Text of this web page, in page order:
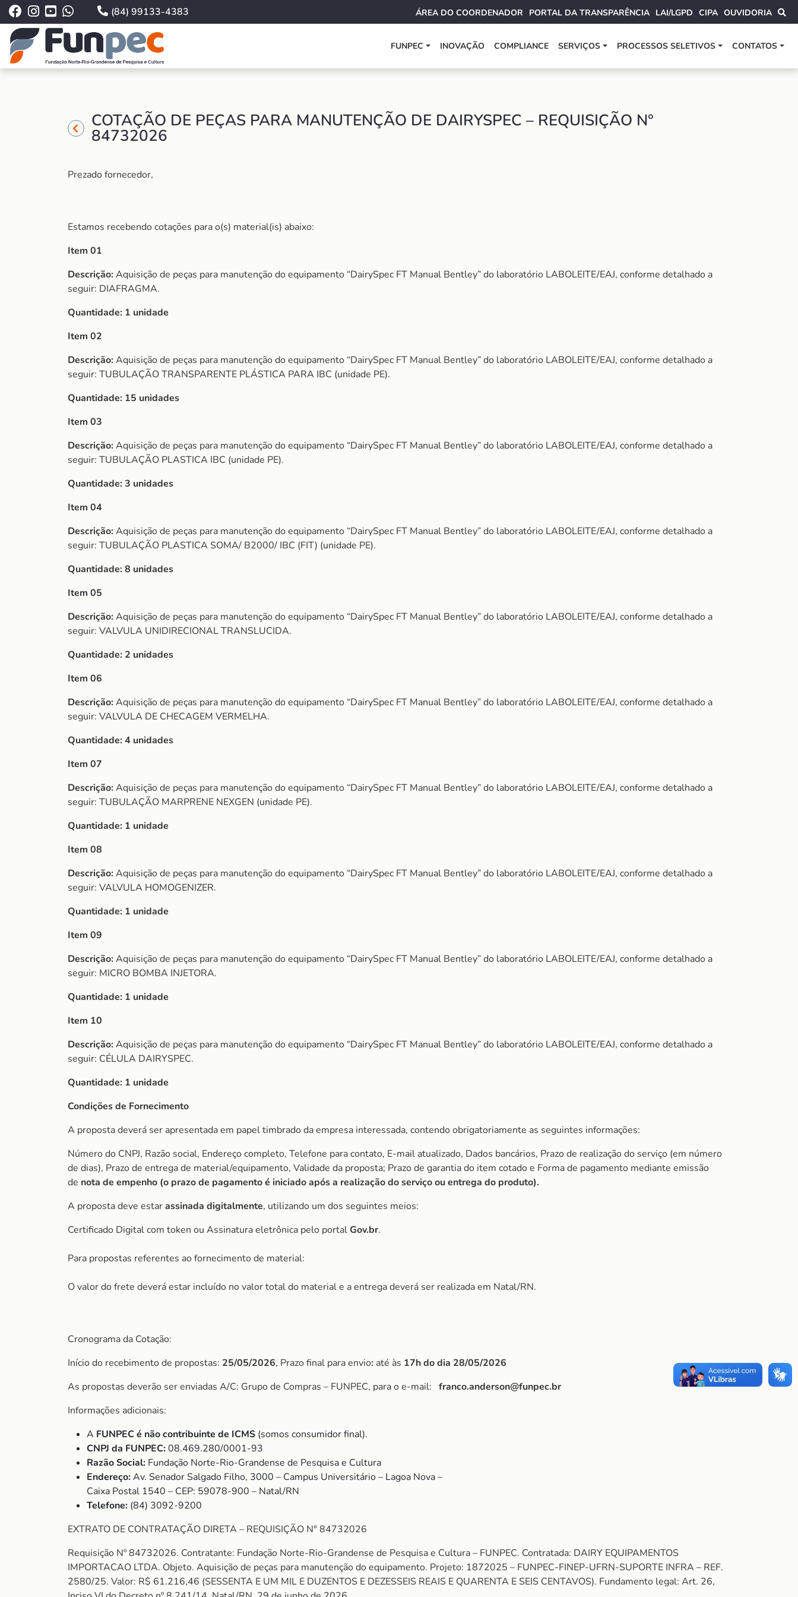
(84) 99133-4383 ÁREA DO COORDENADOR PORTAL DA TRANSPARÊNCIA LAI/LGPD CIPA OUVIDORIA
FUNPEC INOVAÇÃO COMPLIANCE SERVIÇOS PROCESSOS SELETIVOS CONTATOS
COTAÇÃO DE PEÇAS PARA MANUTENÇÃO DE DAIRYSPEC – REQUISIÇÃO N°
84732026
Prezado fornecedor,
Estamos recebendo cotações para o(s) material(is) abaixo:
Item 01
Descrição:Aquisição de peças para manutenção do equipamento “DairySpec FT Manual Bentley” do laboratório LABOLEITE/EAJ, conforme detalhado a
seguir: DIAFRAGMA.
Quantidade: 1 unidade
Item 02
Descrição:Aquisição de peças para manutenção do equipamento “DairySpec FT Manual Bentley” do laboratório LABOLEITE/EAJ, conforme detalhado a
seguir: TUBULAÇÃO TRANSPARENTE PLÁSTICA PARA IBC (unidade PE).
Quantidade: 15 unidades
Item 03
Descrição:Aquisição de peças para manutenção do equipamento “DairySpec FT Manual Bentley” do laboratório LABOLEITE/EAJ, conforme detalhado a
seguir: TUBULAÇÃO PLASTICA IBC (unidade PE).
Quantidade:3 unidades
Item 04
Descrição:Aquisição de peças para manutenção do equipamento “DairySpec FT Manual Bentley” do laboratório LABOLEITE/EAJ, conforme detalhado a
seguir: TUBULAÇÃO PLASTICA SOMA/ B2000/ IBC (FIT) (unidade PE).
Quantidade:8 unidades
Item 05
Descrição:Aquisição de peças para manutenção do equipamento “DairySpec FT Manual Bentley” do laboratório LABOLEITE/EAJ, conforme detalhado a
seguir: VALVULA UNIDIRECIONAL TRANSLUCIDA.
Quantidade: 2 unidades
Item 06
Descrição:Aquisição de peças para manutenção do equipamento “DairySpec FT Manual Bentley” do laboratório LABOLEITE/EAJ, conforme detalhado a
seguir: VALVULA DE CHECAGEM VERMELHA.
Quantidade:4 unidades
Item 07
Descrição:Aquisição de peças para manutenção do equipamento “DairySpec FT Manual Bentley” do laboratório LABOLEITE/EAJ, conforme detalhado a
seguir: TUBULAÇÃO MARPRENE NEXGEN (unidade PE).
Quantidade: 1 unidade
Item 08
Descrição:Aquisição de peças para manutenção do equipamento “DairySpec FT Manual Bentley” do laboratório LABOLEITE/EAJ, conforme detalhado a
seguir: VALVULA HOMOGENIZER.
Quantidade: 1 unidade
Item 09
Descrição:Aquisição de peças para manutenção do equipamento “DairySpec FT Manual Bentley” do laboratório LABOLEITE/EAJ, conforme detalhado a
seguir: MICRO BOMBA INJETORA.
Quantidade: 1 unidade
Item 10
Descrição:Aquisição de peças para manutenção do equipamento “DairySpec FT Manual Bentley” do laboratório LABOLEITE/EAJ, conforme detalhado a
seguir: CÉLULA DAIRYSPEC.
Quantidade: 1 unidade
Condições de Fornecimento
A proposta deverá ser apresentada em papel timbrado da empresa interessada, contendo obrigatoriamente as seguintes informações:
Número do CNPJ, Razão social, Endereço completo, Telefone para contato, E-mail atualizado, Dados bancários, Prazo de realização do serviço (em número
de dias), Prazo de entrega de material/equipamento, Validade da proposta; Prazo de garantia do item cotado e Forma de pagamento mediante emissão
de nota de empenho (o prazo de pagamento é iniciado após a realização do serviço ou entrega do produto).
A proposta deve estarassinada digitalmente, utilizando um dos seguintes meios:
Certificado Digital com token ou Assinatura eletrônica pelo portalGov.br.
Para propostas referentes ao fornecimento de material:
O valor do frete deverá estar incluído no valor total do material e a entrega deverá ser realizada em Natal/RN.
Cronograma da Cotação:
Início do recebimento de propostas: 25/05/2026, Prazo final para envio: até às 17h do dia 28/05/2026
As propostas deverão ser enviadas A/C: Grupo de Compras – FUNPEC, para o e-mail: franco.anderson@funpec.br
Informações adicionais:
A FUNPEC é não contribuinte de ICMS (somos consumidor final).
CNPJ da FUNPEC:08.469.280/0001-93
Razão Social: Fundação Norte-Rio-Grandense de Pesquisa e Cultura
Endereço:Av. Senador Salgado Filho, 3000 – Campus Universitário – Lagoa Nova –
Caixa Postal 1540 – CEP: 59078-900 – Natal/RN
Telefone: (84) 3092-9200
EXTRATO DE CONTRATAÇÃO DIRETA – REQUISIÇÃO N° 84732026
Requisição Nº 84732026. Contratante: Fundação Norte-Rio-Grandense de Pesquisa e Cultura – FUNPEC. Contratada: DAIRY EQUIPAMENTOS
IMPORTACAO LTDA. Objeto. Aquisição de peças para manutenção do equipamento. Projeto: 1872025 – FUNPEC-FINEP-UFRN-SUPORTE INFRA – REF.
2580/25. Valor: R$ 61.216,46 (SESSENTA E UM MIL E DUZENTOS E DEZESSEIS REAIS E QUARENTA E SEIS CENTAVOS). Fundamento legal: Art. 26,